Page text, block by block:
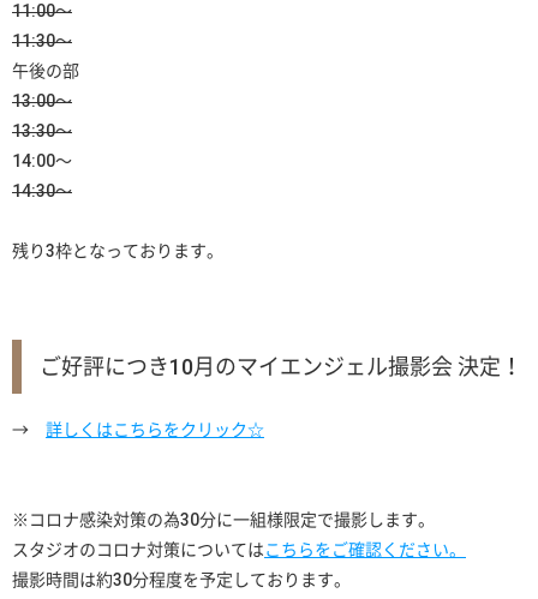
11:00～
11:30～
午後の部
13:00～
13:30～
14:00～
14:30～
残り3枠となっております。
ご好評につき10月のマイエンジェル撮影会 決定！
→ 詳しくはこちらをクリック☆
※コロナ感染対策の為30分に一組様限定で撮影します。
スタジオのコロナ対策についてはこちらをご確認ください。
撮影時間は約30分程度を予定しております。